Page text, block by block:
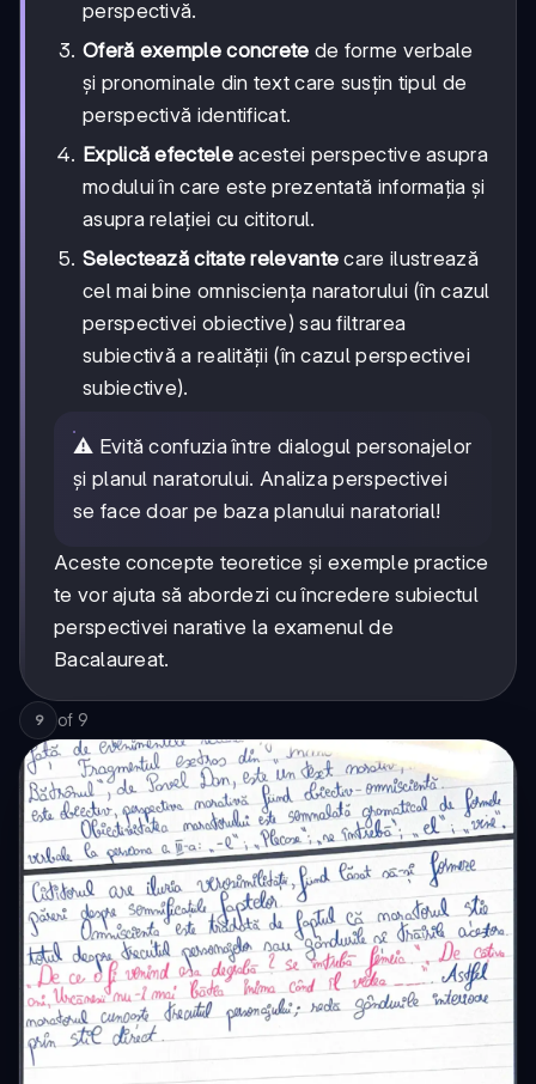
perspectivă.
Oferă exemple concrete de forme verbale
și pronominale din text care susțin tipul de
perspectivă identificat.
Explică efecteleacestei perspective asupra
modului în care este prezentată informația și
asupra relației cu cititorul.
Selectează citate relevante care ilustrează
cel mai bine omnisciența naratorului (în cazul
perspectivei obiective) sau filtrarea
subiectivă a realității (în cazul perspectivei
subiective).
⚠️ Evită confuzia între dialogul personajelor
și planul naratorului. Analiza perspectivei
se face doar pe baza planului naratorial!
Aceste concepte teoretice și exemple practice
te vor ajuta să abordezi cu încredere subiectul
perspectivei narative la examenul de
Bacalaureat.
9 of 9